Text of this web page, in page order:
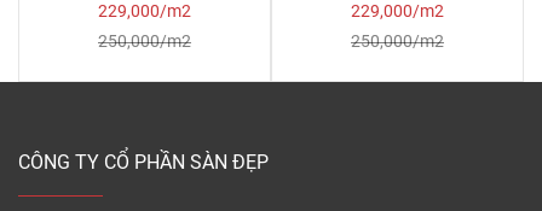
229,000/m2
250,000/m2
229,000/m2
250,000/m2
CÔNG TY CỔ PHẦN SÀN ĐẸP